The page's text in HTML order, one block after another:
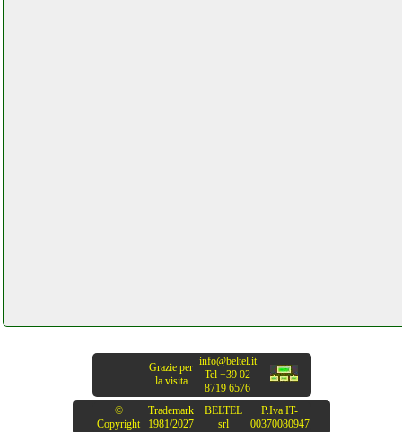
Grazie per
la visita
info@beltel.it
Tel +39 02
8719 6576
©
Copyright
Trademark
1981/2027
BELTEL
srl
P.Iva IT-
00370080947